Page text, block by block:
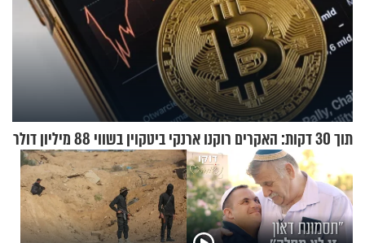
תוך 30 דקות: האקרים רוקנו ארנקי ביטקוין בשווי 88 מיליון דולר